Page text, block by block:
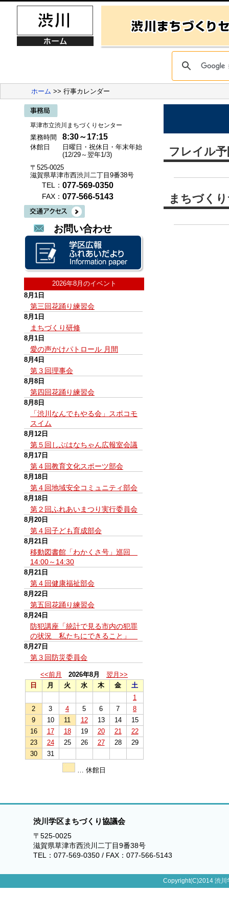
ホーム >> 行事カレンダー
草津市立渋川まちづくりセンター
業務時間 8:30～17:15
休館日
日曜日・祝休日・年末年始
(12/29～翌年1/3)
〒525-0025
滋賀県草津市西渋川二丁目9番38号
TEL： 077-569-0350
FAX： 077-566-5143
お問い合わせ
2026年8月のイベント
8月1日
第三回花踊り練習会
8月1日
まちづくり研修
8月1日
愛の声かけパトロール 月間
8月4日
第３回理事会
8月8日
第四回花踊り練習会
8月8日
「渋川なんでもやる会」スポコモ
スイム
8月12日
第５回しぶはなちゃん広報室会議
8月17日
第４回教育文化スポーツ部会
8月18日
第４回地域安全コミュニティ部会
8月18日
第２回ふれあいまつり実行委員会
8月20日
第４回子ども育成部会
8月21日
移動図書館「わかくさ号」巡回
14:00～14:30
8月21日
第４回健康福祉部会
8月22日
第五回花踊り練習会
8月24日
防犯講座「統計で見る市内の犯罪
の状況 私たちにできること」
8月27日
第３回防災委員会
<<前月 2026年8月
翌月>>
日
月 火 水 木 金
土
1
2
3 4 5 6 7
8
9
10 11 12 13 14
15
16
17 18 19 20 21
22
23
24 25 26 27 28
29
30
31
… 休館日
フレイル
まちづく
渋川学区まちづくり協議会
〒525-0025
滋賀県草津市西渋川二丁目9番38号
TEL：077-569-0350 / FAX：077-566-5143
Copyright(C)2014 渋川